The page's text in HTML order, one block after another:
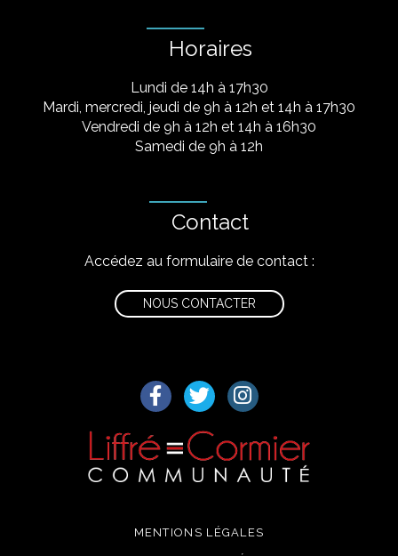
Horaires
Lundi de 14h à 17h30
Mardi, mercredi, jeudi de 9h à 12h et 14h à 17h30
Vendredi de 9h à 12h et 14h à 16h30
Samedi de 9h à 12h
Contact
Accédez au formulaire de contact :
NOUS CONTACTER
Lien vers le compte Facebook
Lien vers le compte Twitter
Lien vers le compte
MENTIONS LÉGALES